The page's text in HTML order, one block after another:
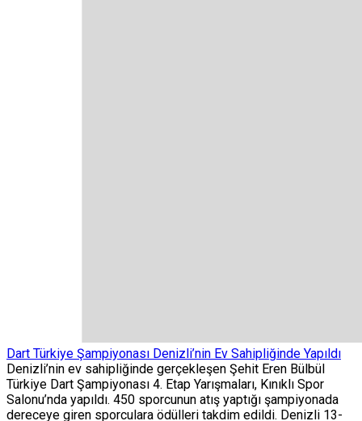
Dart Türkiye Şampiyonası Denizli’nin Ev Sahipliğinde Yapıldı
Denizli’nin ev sahipliğinde gerçekleşen Şehit Eren Bülbül
Türkiye Dart Şampiyonası 4. Etap Yarışmaları, Kınıklı Spor
Salonu’nda yapıldı. 450 sporcunun atış yaptığı şampiyonada
dereceye giren sporculara ödülleri takdim edildi. Denizli 13-